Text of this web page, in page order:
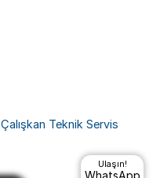
Ulaşın!
WhatsApp
Çalışkan Teknik Servis